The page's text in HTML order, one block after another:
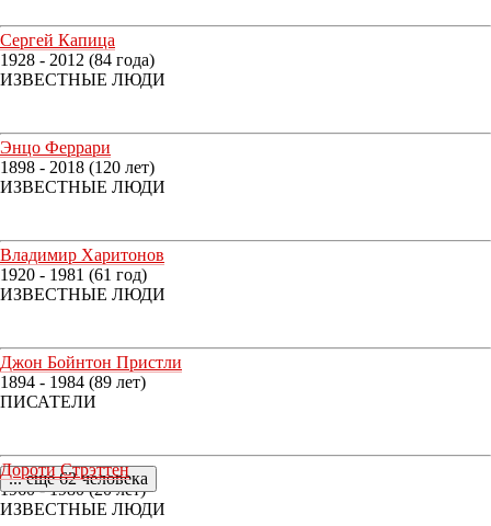
Сергей Капица
1928 - 2012 (84 года)
ИЗВЕСТНЫЕ ЛЮДИ
Энцо Феррари
1898 - 2018 (120 лет)
ИЗВЕСТНЫЕ ЛЮДИ
Владимир Харитонов
1920 - 1981 (61 год)
ИЗВЕСТНЫЕ ЛЮДИ
Джон Бойнтон Пристли
1894 - 1984 (89 лет)
ПИСАТЕЛИ
Дороти Стрэттен
1960 - 1980 (20 лет)
ИЗВЕСТНЫЕ ЛЮДИ
... еще 62 человека